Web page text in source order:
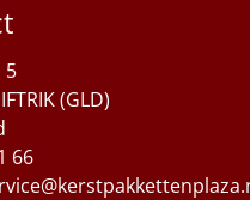
5
(GLD)
66